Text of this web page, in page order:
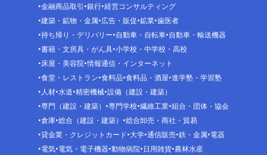
金融商品取引 銀行 経営コンサルティング
建築・鉱物・金属 広告・販促 鉱業 歯医者
持ち帰り・デリバリー 自動車・自転車 自動車・輸送機器
書籍・文房具・がん具 小学校・中学校・高校
床屋・美容院 情報通信・インターネット
食堂・レストラン 食料品 食料品・酒屋 進学塾・学習塾
人材 水道 精密機械 設備（建設・建築）
専門（建設・建築）
専門学校 繊維工業 組合・団体・協会
倉庫 総合（建設・建築）
総合卸売・商社・貿易
貸金業・クレジットカード 大学 通信販売 鉄・金属 電器
電気 電気・電子機器 動物病院 日用雑貨 農林水産